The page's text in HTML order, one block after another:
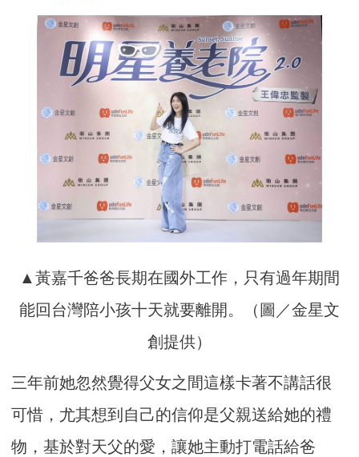
▲黃嘉千爸爸長期在國外工作，只有過年期間
能回台灣陪小孩十天就要離開。（圖／金星文
創提供）
三年前她忽然覺得父女之間這樣卡著不講話很
可惜，尤其想到自己的信仰是父親送給她的禮
物，基於對天父的愛，讓她主動打電話給爸